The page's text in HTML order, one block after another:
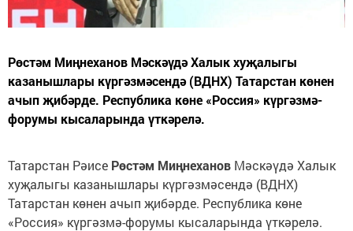
Рөстәм Миңнеханов Мәскәүдә Халык хуҗалыгы
казанышлары күргәзмәсендә (ВДНХ) Татарстан көнен
ачып җибәрде. Республика көне «Россия» күргәзмә-
форумы кысаларында үткәрелә.
Татарстан Рәисе Рөстәм Миңнеханов Мәскәүдә Халык
хуҗалыгы казанышлары күргәзмәсендә (ВДНХ)
Татарстан көнен ачып җибәрде. Республика көне
«Россия» күргәзмә-форумы кысаларында үткәрелә.